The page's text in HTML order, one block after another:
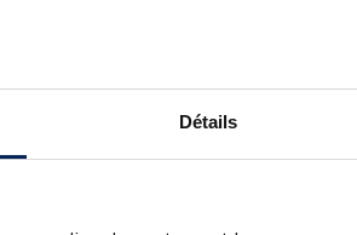
Détails
arceaux en aluminium et sa membrane
l’accès aux prises grâce à ses